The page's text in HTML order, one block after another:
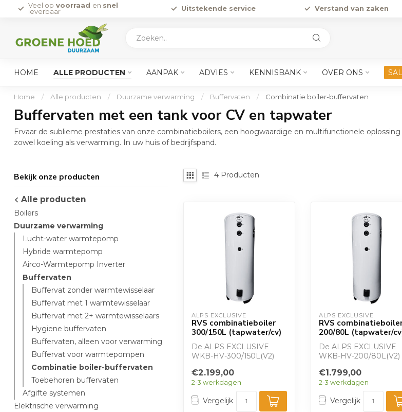
Veel op voorraad en snel
leverbaar
Uitstekende service Verstand van zaken
HOME ALLE PRODUCTEN AANPAK ADVIES KENNISBANK OVER ONS
Home / Alle producten / Duurzame verwarming / Buffervaten / Combinatie boiler-buffervaten
Buffervaten met een tank voor CV en tapwater
Ervaar de sublieme prestaties van onze combinatieboilers, een hoogwaardige en multifunctionele
zowel koeling als verwarming. In uw huis of bedrijfspand.
Bekijk onze producten
Alle producten
Boilers
Duurzame verwarming
Lucht-water warmtepomp
Hybride warmtepomp
Airco-Warmtepomp Inverter
Buffervaten
Buffervat zonder warmtewisselaar
Buffervat met 1 warmtewisselaar
Buffervat met 2+ warmtewisselaars
Hygiene buffervaten
Buffervaten, alleen voor verwarming
Buffervat voor warmtepompen
Combinatie boiler-buffervaten
Toebehoren buffervaten
Afgifte systemen
Elektrische verwarming
4 Producten
ALPS EXCLUSIVE
RVS combinatieboiler
300/150L (tapwater/cv)
De ALPS EXCLUSIVE
WKB-HV-300/150L(V2)
300 liter tapwater ...
€2.199,00
2-3 werkdagen
Vergelijk
ALPS EXCLUSIVE
RVS
200/80L (tapwater/
De ALPS EXCLUSIVE
WKB-HV-200/80L(V2)
200 liter tapwater e...
€1.799,00
2-3 werkdagen
Vergelijk